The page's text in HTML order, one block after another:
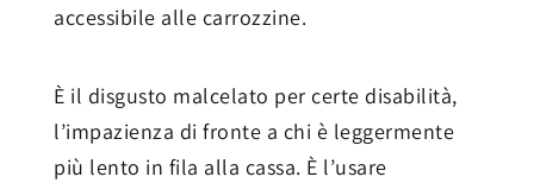
accessibile alle carrozzine.
È il disgusto malcelato per certe disabilità,
l’impazienza di fronte a chi è leggermente
più lento in fila alla cassa. È l’usare